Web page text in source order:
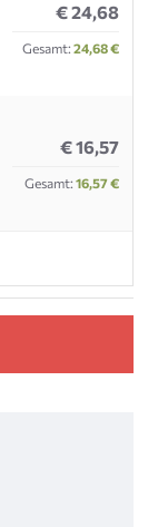
€ 24,68
Gesamt: 24,68 €
€ 16,57
Gesamt: 16,57 €